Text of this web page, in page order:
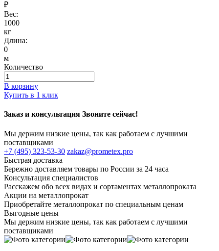
₽
Вес:
1000
кг
Длина:
0
м
Количество
В корзину
Купить в 1 клик
Заказ и консультация Звоните сейчас!
Мы держим низкие цены, так как работаем с лучшими
поставщиками
+7 (495) 323-53-30 zakaz@prometex.pro
Быстрая доставка
Бережно доставляем товары по России за 24 часа
Консультация специалистов
Расскажем обо всех видах и сортаментах металлопроката
Акции на металлопрокат
Приобретайте металлопрокат по специальным ценам
Выгодные цены
Мы держим низкие цены, так как работаем с лучшими
поставщиками